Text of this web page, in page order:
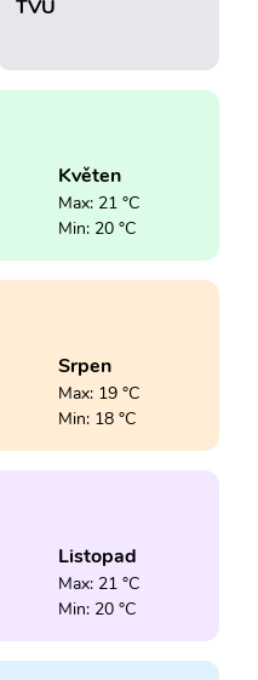
TVU
Květen
Max: 21 °C
Min: 20 °C
Srpen
Max: 19 °C
Min: 18 °C
Listopad
Max: 21 °C
Min: 20 °C